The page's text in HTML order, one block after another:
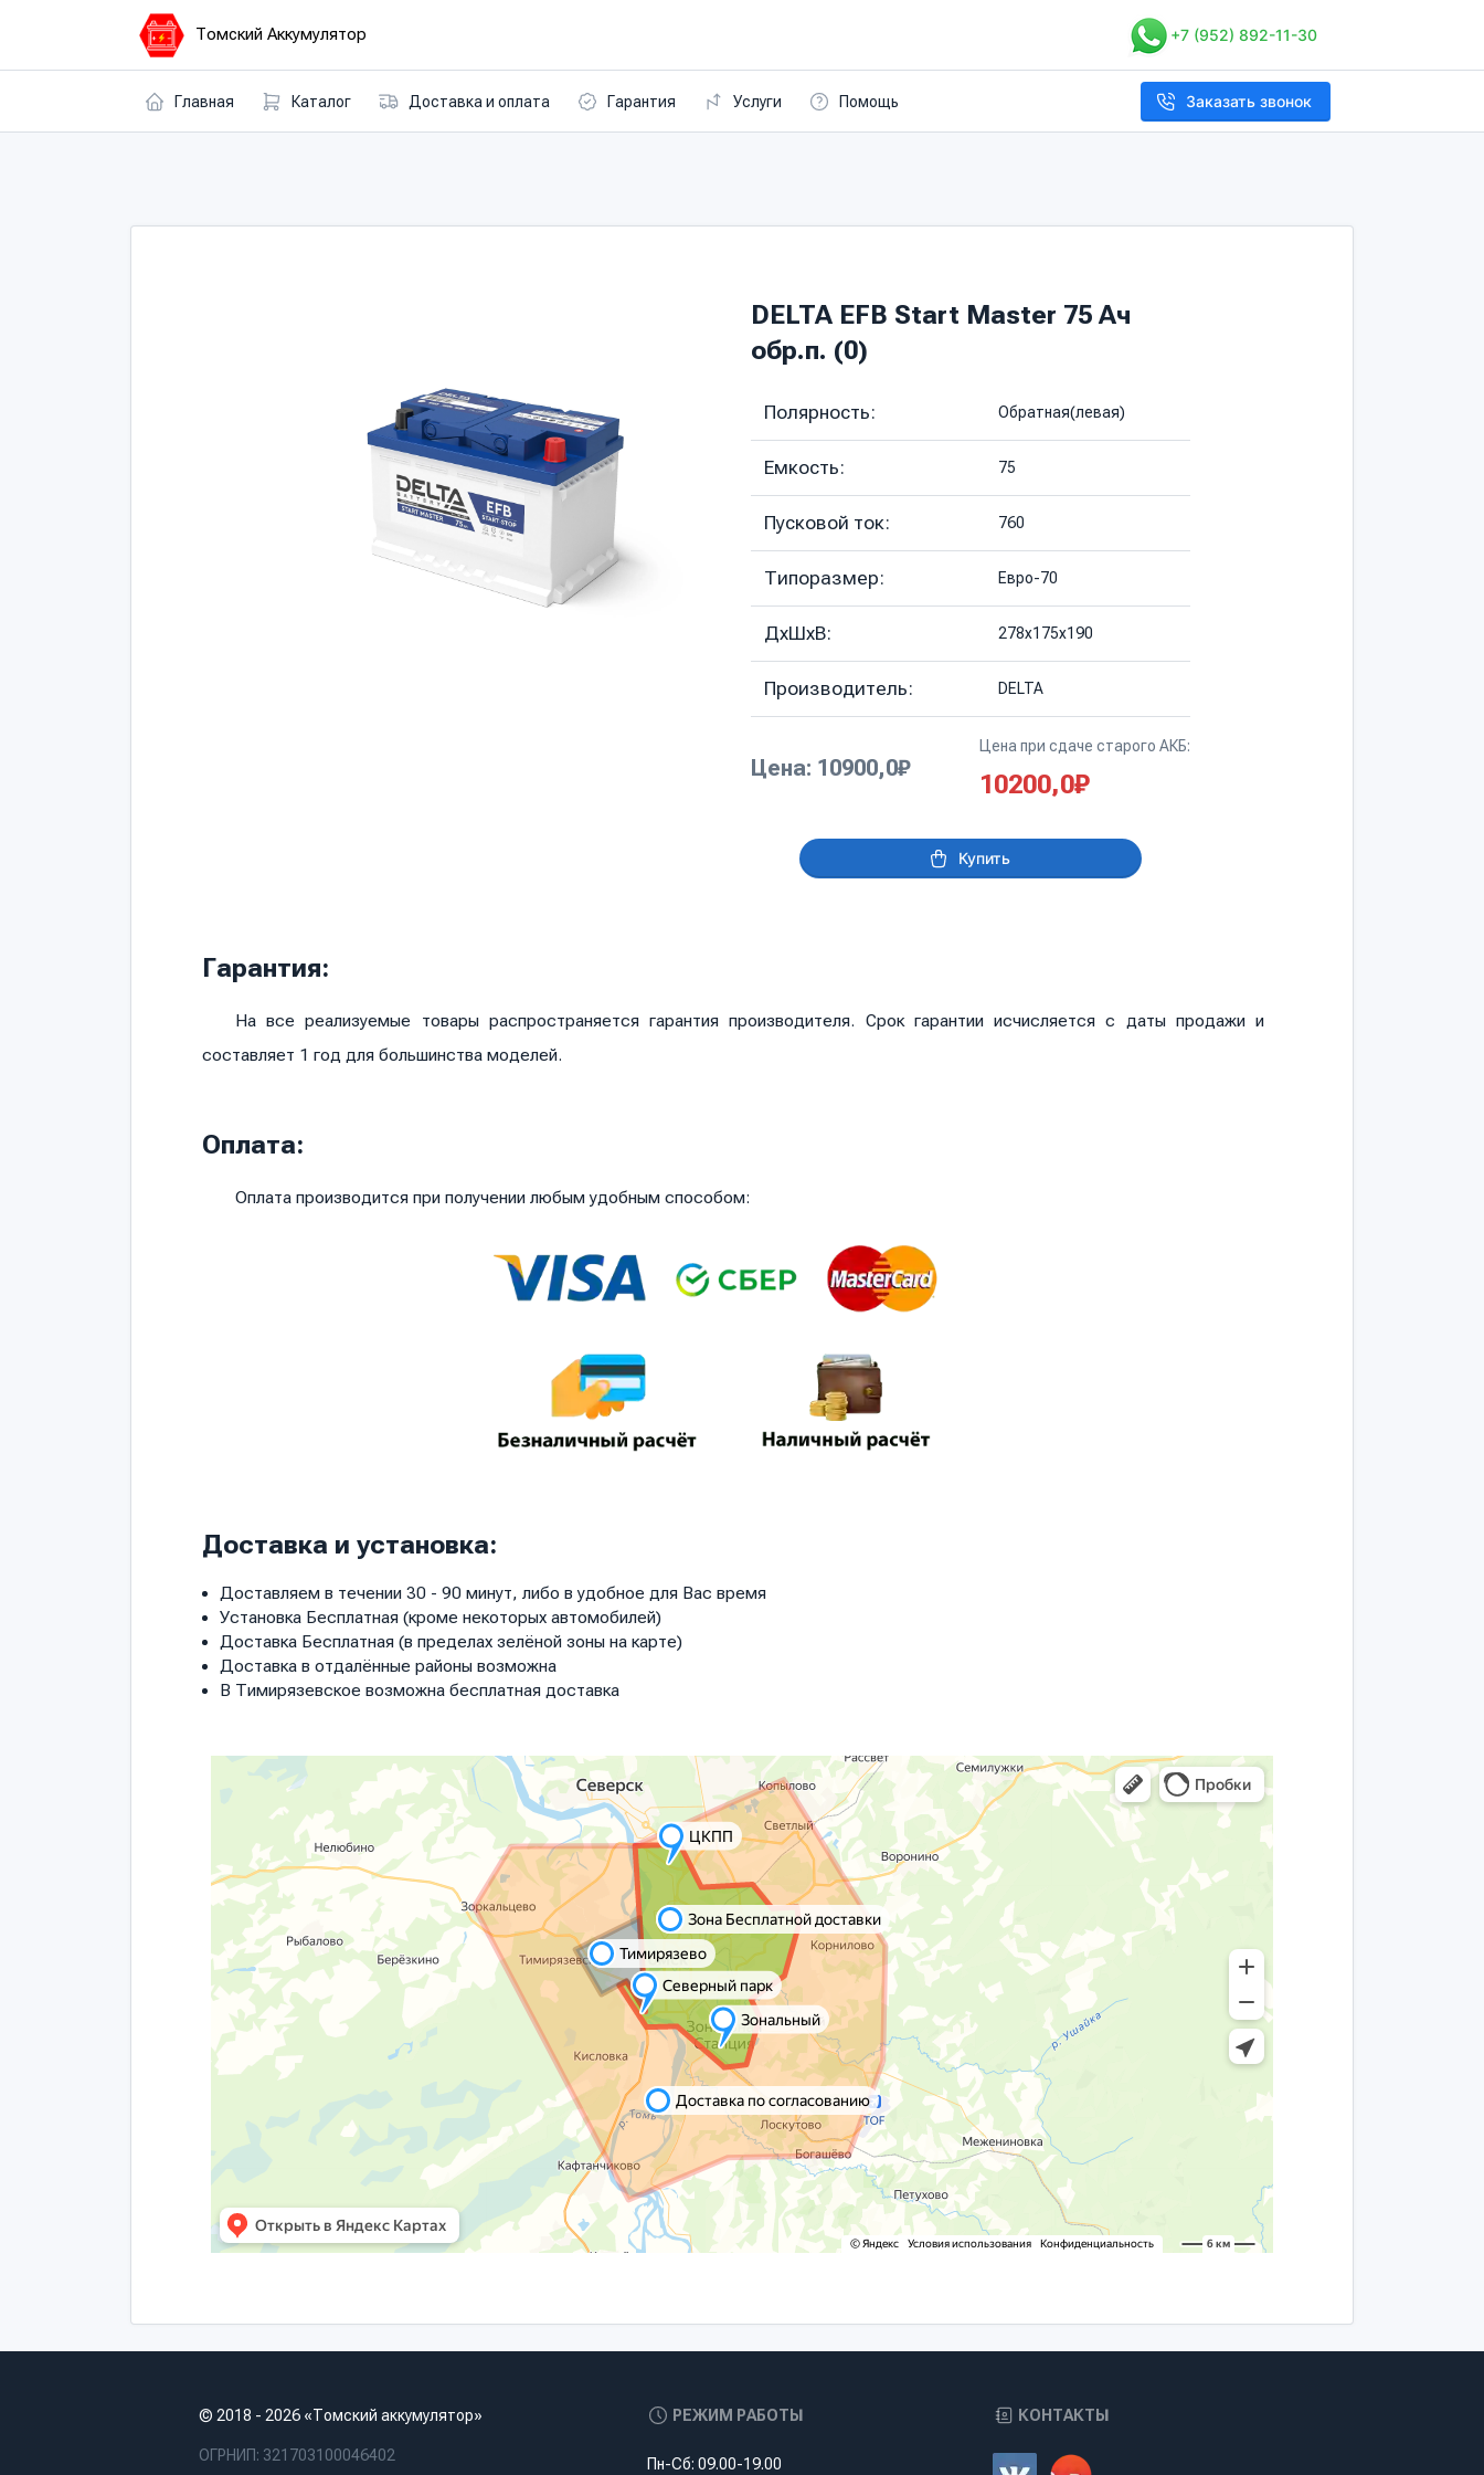
Томский Аккумулятор +7 (952) 892-11-30
Главная Каталог Доставка и оплата Гарантия Услуги Помощь Заказать звонок
DELTA EFB Start Master 75 Ач
обр.п. (0)
Полярность: Обратная(левая)
Емкость: 75
Пусковой ток: 760
Типоразмер: Евро-70
ДхШхВ: 278х175х190
Производитель: DELTA
Цена: 10900,0₽
Цена при сдаче старого АКБ:
10200,0₽
Купить
Гарантия:
На все реализуемые товары распространяется гарантия производителя. Срок гарантии исчисляется с даты продажи и
составляет 1 год для большинства моделей.
Оплата:
Оплата производится при получении любым удобным способом:
Доставка и установка:
Доставляем в течении 30 - 90 минут, либо в удобное для Вас время
Установка Бесплатная (кроме некоторых автомобилей)
Доставка Бесплатная (в пределах зелёной зоны на карте)
Доставка в отдалённые районы возможна
В Тимирязевское возможна бесплатная доставка
© 2018 - 2026 «Томский аккумулятор»
ОГРНИП: 321703100046402
РЕЖИМ РАБОТЫ
Пн-Сб: 09.00-19.00
КОНТАКТЫ